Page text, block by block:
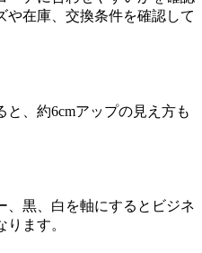
や在庫、交換条件を確認して
、約6cmアップの見え方も
、黒、白を軸にするとビジネ
ます。